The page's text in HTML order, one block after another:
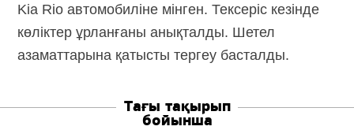
Kia Rio автомобиліне мінген. Тексеріс кезінде
көліктер ұрланғаны анықталды. Шетел
азаматтарына қатысты тергеу басталды.
Тағы тақырып
бойынша